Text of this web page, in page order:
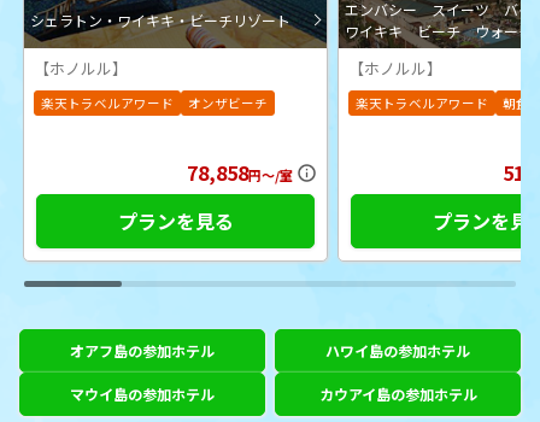
シェラトン・ワイキキ・ビーチリゾート
【ホノルル】
楽天トラベルアワード オンザビーチ
78,858円～/室
プランを見る
エンバシー スイーツ バ
ワイキキ ビーチ ウォーク
【ホノルル】
楽天トラベルアワード 朝食
プランを見
オアフ島の参加ホテル ハワイ島の参加ホテル
マウイ島の参加ホテル カウアイ島の参加ホテル